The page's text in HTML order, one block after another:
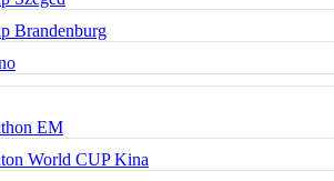
Brandenburg
EM
World CUP Kina